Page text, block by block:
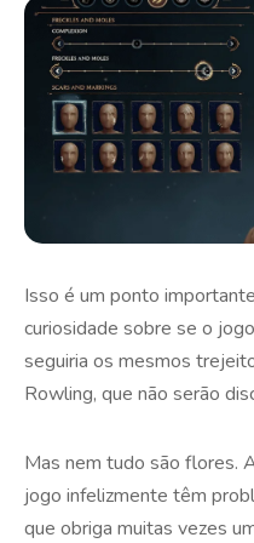
Isso é um ponto
curiosidade sobre se o
seguiria os mesmos
Rowling, que não serão
Mas nem tudo são flores.
jogo infelizmente têm
que obriga muitas vezes